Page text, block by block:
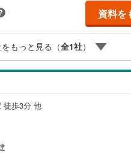
方」などもしっかり確認できます・
計相談を専門のファイナンシャル
ライバシーも安心・忙しいパートナ
ちらのお時間でしたらお電話での
ださい
資料を
もっと見る（全1社）
徒歩3分 他
3 ） 浴室に窓
（0） 専用庭（
ゼット